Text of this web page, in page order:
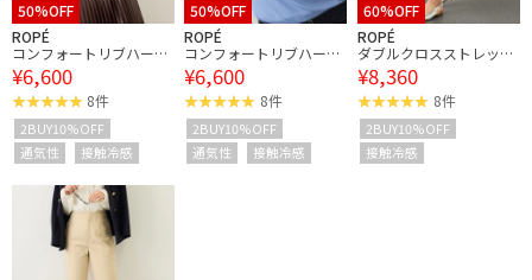
50%OFF
ROPÉ
コンフォートリブハーフ
スリーブカットソー(5分
袖)/イージーケア・接触
冷感
¥6,600
8件
2BUY10%OFF
通気性
接触冷感
50%OFF
ROPÉ
コンフォートリブハーフ
スリーブカットソー(5分
袖)/イージーケア・接触
冷感
¥6,600
8件
2BUY10%OFF
通気性
接触冷感
60%OFF
ROPÉ
ダブルクロスストレッチ
ペンシルパンツ/接触冷
感・イージーケア・セッ
トアップ対応
¥8,360
8件
2BUY10%OFF
接触冷感